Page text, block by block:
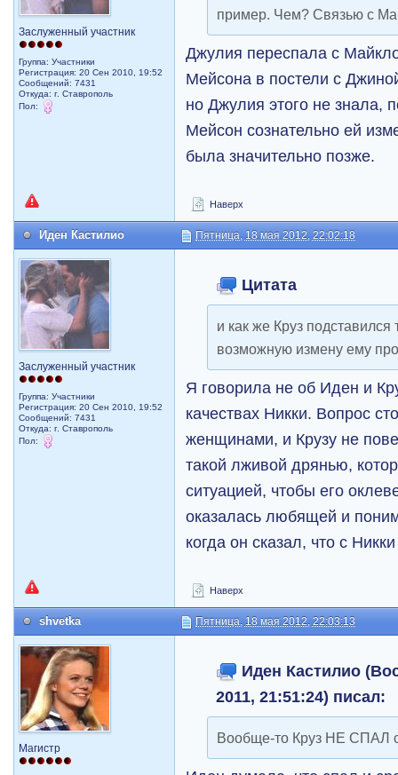
Заслуженный участник
Группа: Участники
Регистрация: 20 Сен 2010, 19:52
Сообщений: 7431
Откуда: г. Ставрополь
Пол:
пример. Чем? Связью с
Джулия переспала с
Мейсона в постели с
но Джулия этого не знала,
Мейсон сознательно ей
была значительно позже.
Наверх
Иден Кастилио Пятница, 18 мая 2012, 22:02:18
Заслуженный участник
Группа: Участники
Регистрация: 20 Сен 2010, 19:52
Сообщений: 7431
Откуда: г. Ставрополь
Пол:
Цитата
и как же Круз подставился
возможную измену ему
Я говорила не об Иден и
качествах Никки. Вопрос
женщинами, и Крузу не
такой лживой дрянью,
ситуацией, чтобы его
оказалась любящей и
когда он сказал, что с
Наверх
shvetka Пятница, 18 мая 2012, 22:03:13
Магистр
Иден Кастилио
2011, 21:51:24) писал:
Вообще-то Круз НЕ СПАЛ